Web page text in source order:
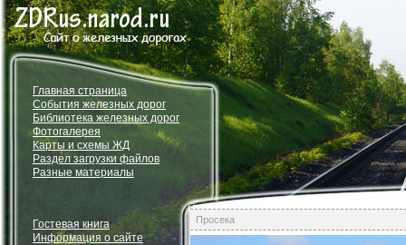
Главная страница
События железных дорог
Библиотека железных дорог
Фотогалерея
Карты и схемы ЖД
Раздел загрузки файлов
Разные материалы
Гостевая книга
Информация о сайте
Просека